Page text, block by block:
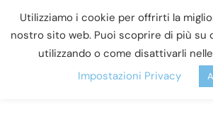
Salta
contenuto
Utilizziamo i cookie per offrirti la
nostro sito web. Puoi scoprire di più su
utilizzando o come disattivarli
Impostazioni Privacy